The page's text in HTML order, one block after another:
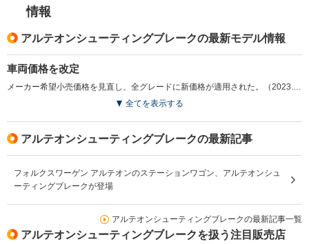
情報
アルテオンシューティングブレークの最新モデル情報
車両価格を改定
全てを表示する
アルテオンシューティングブレークの最新記事
フォルクスワーゲン アルテオンのステーションワゴン、アルテオンシュ
ーティングブレークが登場
アルテオンシューティングブレークの最新記事一覧
アルテオンシューティングブレークを扱う注目販売店